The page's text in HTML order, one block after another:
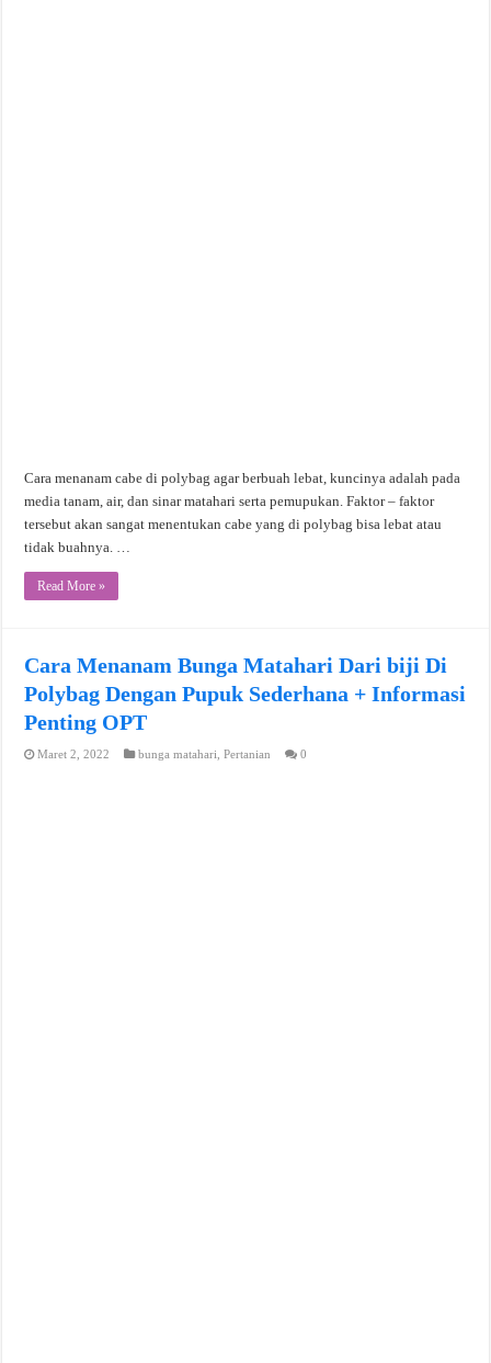
Cara menanam cabe di polybag agar berbuah lebat, kuncinya adalah pada
media tanam, air, dan sinar matahari serta pemupukan. Faktor – faktor
tersebut akan sangat menentukan cabe yang di polybag bisa lebat atau
tidak buahnya. …
Read More »
Cara Menanam Bunga Matahari Dari biji Di
Polybag Dengan Pupuk Sederhana + Informasi
Penting OPT
Maret 2, 2022 bunga matahari ,Pertanian 0